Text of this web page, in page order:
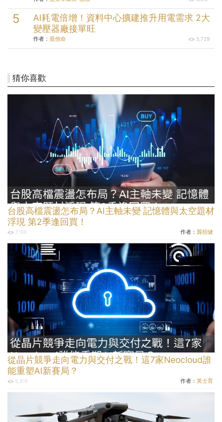
AI耗電倍增！資料中心擴建推升用電需求 2大
變壓器廠接單旺
作者： 股他命 5,729
猜你喜歡
台股高檔震盪怎布局？AI主軸未變 記憶體與太空題材
浮現 第2季逢回買！
7,196 作者： 龔招健
從晶片競爭走向電力與交付之戰！這7家Neocloud誰
能重塑AI新賽局？
6,819 作者： 黃士育